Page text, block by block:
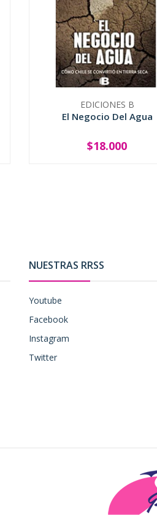
EDICIONES B
El Negocio Del Agua
+
$18.000
NUESTRAS RRSS
Youtube
Facebook
Instagram
Twitter